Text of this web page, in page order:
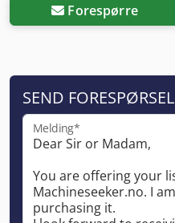
Forespørre
SEND FORESPØRSEL
Melding*